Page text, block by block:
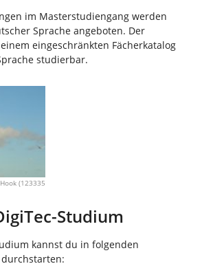
im Masterstudiengang werden
Sprache angeboten. Der
eingeschränkten Fächerkatalog
studierbar.
(123335
Studium
kannst du in folgenden